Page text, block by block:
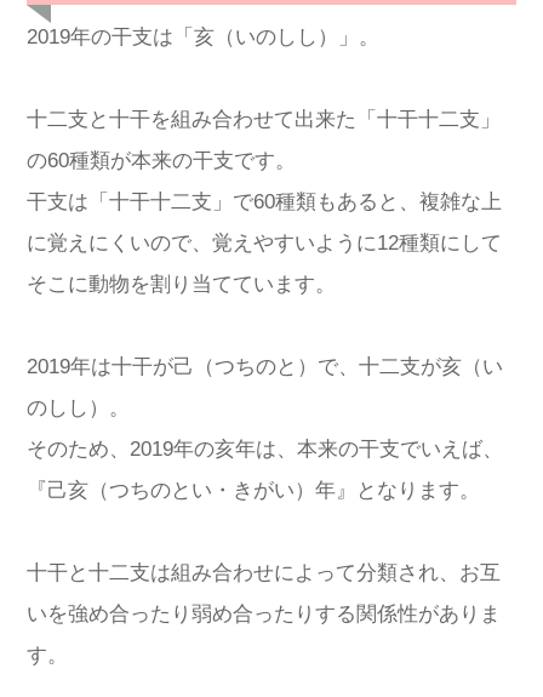
2019年の干支は「亥（いのしし）」。
十二支と十干を組み合わせて出来た「十干十二支」
の60種類が本来の干支です。
干支は「十干十二支」で60種類もあると、複雑な上
に覚えにくいので、覚えやすいように12種類にして
そこに動物を割り当てています。
2019年は十干が己（つちのと）で、十二支が亥（い
のしし）。
そのため、2019年の亥年は、本来の干支でいえば、
『己亥（つちのとい・きがい）年』となります。
十干と十二支は組み合わせによって分類され、お互
いを強め合ったり弱め合ったりする関係性がありま
す。